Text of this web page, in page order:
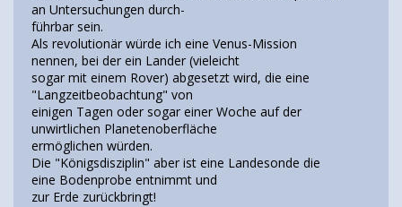
an Untersuchungen durch-
führbar sein.
Als revolutionär würde ich eine Venus-Mission
nennen, bei der ein Lander (vieleicht
sogar mit einem Rover) abgesetzt wird, die eine
"Langzeitbeobachtung" von
einigen Tagen oder sogar einer Woche auf der
unwirtlichen Planetenoberfläche
ermöglichen würden.
Die "Königsdisziplin" aber ist eine Landesonde die
eine Bodenprobe entnimmt und
zur Erde zurückbringt!